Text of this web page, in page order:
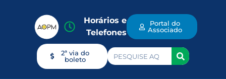
Horários e
Telefones
Portal do
Associado
2ª via do
boleto